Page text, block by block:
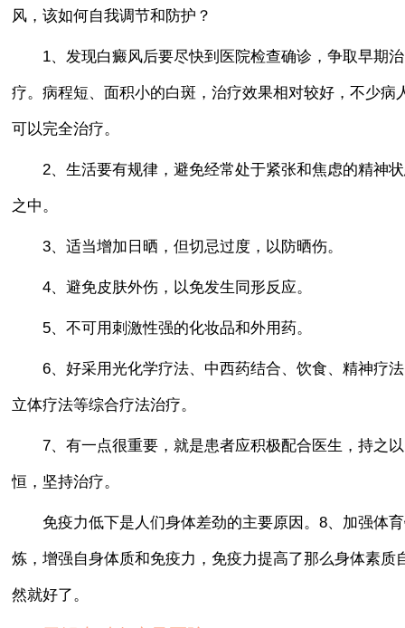
风，该如何自我调节和防护？
1、发现白癜风后要尽快到医院检查确诊，争取早期治
疗。病程短、面积小的白斑，治疗效果相对较好，不少病
可以完全治疗。
2、生活要有规律，避免经常处于紧张和焦虑的精神
之中。
3、适当增加日晒，但切忌过度，以防晒伤。
4、避免皮肤外伤，以免发生同形反应。
5、不可用刺激性强的化妆品和外用药。
6、好采用光化学疗法、中西药结合、饮食、精神疗
立体疗法等综合疗法治疗。
7、有一点很重要，就是患者应积极配合医生，持之以
恒，坚持治疗。
免疫力低下是人们身体差劲的主要原因。8、加强体
炼，增强自身体质和免疫力，免疫力提高了那么身体素质
然就好了。